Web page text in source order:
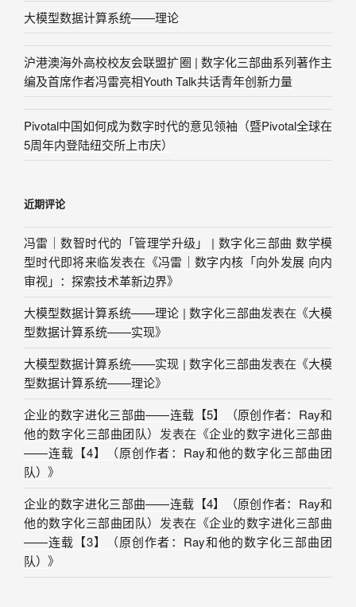
大模型数据计算系统——理论
沪港澳海外高校校友会联盟扩圈 | 数字化三部曲系列著作主
编及首席作者冯雷亮相Youth Talk共话青年创新力量
Pivotal中国如何成为数字时代的意见领袖（暨Pivotal全球在
5周年内登陆纽交所上市庆）
近期评论
冯雷｜数智时代的「管理学升级」 | 数字化三部曲 数学模
型时代即将来临发表在《冯雷｜数字内核「向外发展 向内
审视」：探索技术革新边界》
大模型数据计算系统——理论 | 数字化三部曲发表在《大模
型数据计算系统——实现》
大模型数据计算系统——实现 | 数字化三部曲发表在《大模
型数据计算系统——理论》
企业的数字进化三部曲——连载【5】（原创作者：Ray和
他的数字化三部曲团队） 发表在《企业的数字进化三部曲
——连载【4】（原创作者：Ray和他的数字化三部曲团
队） 》
企业的数字进化三部曲——连载【4】（原创作者：Ray和
他的数字化三部曲团队） 发表在《企业的数字进化三部曲
——连载【3】（原创作者：Ray和他的数字化三部曲团
队） 》